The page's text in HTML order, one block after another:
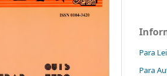
Para
Para